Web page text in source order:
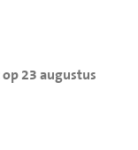
23 augustus